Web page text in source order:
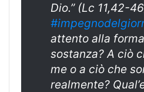
Dio.” (Lc 11,42-
attento alla
sostanza? A ciò
me o a ciò che
realmente?